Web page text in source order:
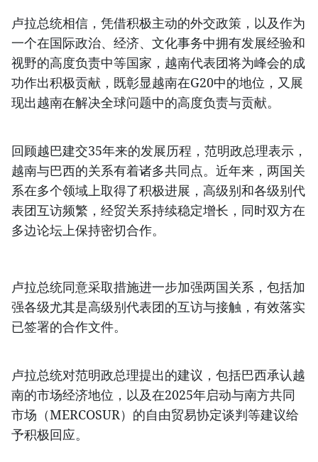
卢拉总统相信，凭借积极主动的外交政策，以及作为
一个在国际政治、经济、文化事务中拥有发展经验和
视野的高度负责中等国家，越南代表团将为峰会的成
功作出积极贡献，既彰显越南在G20中的地位，又展
现出越南在解决全球问题中的高度负责与贡献。
回顾越巴建交35年来的发展历程，范明政总理表示，
越南与巴西的关系有着诸多共同点。近年来，两国关
系在多个领域上取得了积极进展，高级别和各级别代
表团互访频繁，经贸关系持续稳定增长，同时双方在
多边论坛上保持密切合作。
卢拉总统同意采取措施进一步加强两国关系，包括加
强各级尤其是高级别代表团的互访与接触，有效落实
已签署的合作文件。
卢拉总统对范明政总理提出的建议，包括巴西承认越
南的市场经济地位，以及在2025年启动与南方共同
市场（MERCOSUR）的自由贸易协定谈判等建议给
予积极回应。